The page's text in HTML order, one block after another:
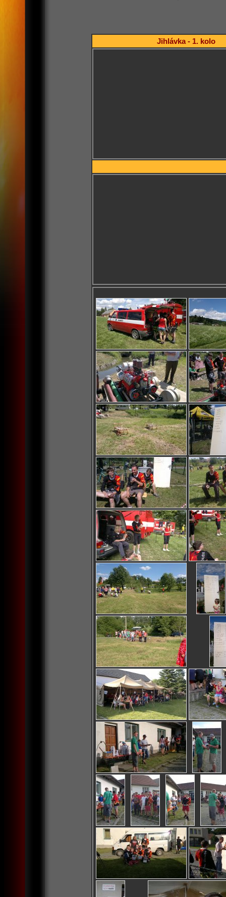
Jihlávka - 1. kolo